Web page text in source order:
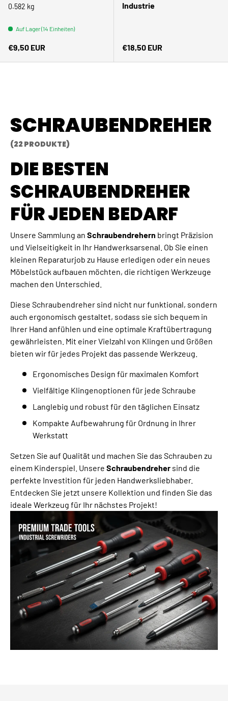
0.582 kg
Auf Lager (14 Einheiten)
Normaler Preis
€9,50 EUR
Industrie
Normaler Preis
€18,50 EUR
SCHRAUBENDREHER
(22 PRODUKTE)
DIE BESTEN
SCHRAUBENDREHER
FÜR JEDEN BEDARF
Unsere Sammlung an Schraubendrehern bringt Präzision
und Vielseitigkeit in Ihr Handwerksarsenal. Ob Sie einen
kleinen Reparaturjob zu Hause erledigen oder ein neues
Möbelstück aufbauen möchten, die richtigen Werkzeuge
machen den Unterschied.
Diese Schraubendreher sind nicht nur funktional, sondern
auch ergonomisch gestaltet, sodass sie sich bequem in
Ihrer Hand anfühlen und eine optimale Kraftübertragung
gewährleisten. Mit einer Vielzahl von Klingen und Größen
bieten wir für jedes Projekt das passende Werkzeug.
Ergonomisches Design für maximalen Komfort
Vielfältige Klingenoptionen für jede Schraube
Langlebig und robust für den täglichen Einsatz
Kompakte Aufbewahrung für Ordnung in Ihrer
Werkstatt
Setzen Sie auf Qualität und machen Sie das Schrauben zu
einem Kinderspiel. Unsere Schraubendreher sind die
perfekte Investition für jeden Handwerksliebhaber.
Entdecken Sie jetzt unsere Kollektion und finden Sie das
ideale Werkzeug für Ihr nächstes Projekt!